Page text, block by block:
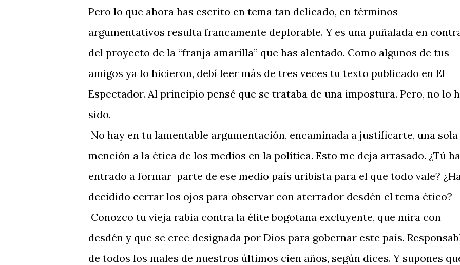
Pero lo que ahora has escrito en tema tan delicado, en términos
argumentativos resulta francamente deplorable. Y es una puñalada en
del proyecto de la “franja amarilla” que has alentado. Como algunos de tus
amigos ya lo hicieron, debí leer más de tres veces tu texto publicado en El
Espectador. Al principio pensé que se trataba de una impostura. Pero, no lo
sido.
No hay en tu lamentable argumentación, encaminada a justificarte, una sola
mención a la ética de los medios en la política. Esto me deja arrasado. ¿Tú
entrado a formar parte de ese medio país uribista para el que todo vale?
decidido cerrar los ojos para observar con aterrador desdén el tema ético?
Conozco tu vieja rabia contra la élite bogotana excluyente, que mira con
desdén y que se cree designada por Dios para gobernar este país.
de todos los males de nuestros últimos cien años, según dices. Y supones